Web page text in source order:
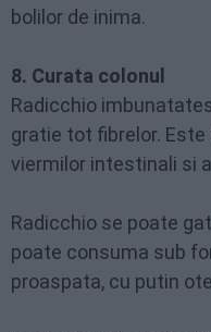
bolilor de inima.
8. Curata colonul
Radicchio
gratie tot fibrelor.
viermilor intestinali si
Radicchio se poate
poate consuma sub
proaspata, cu putin